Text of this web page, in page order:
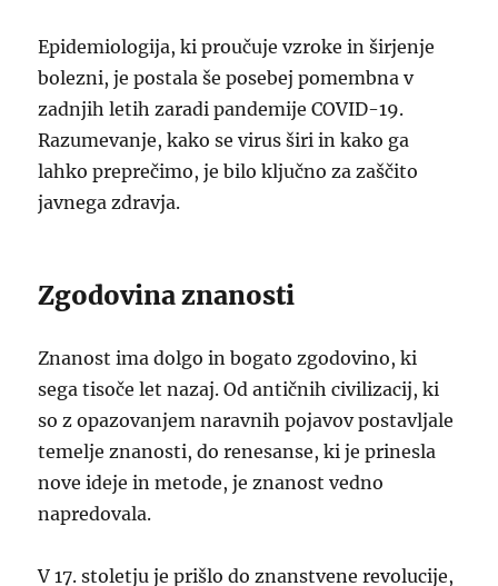
Epidemiologija, ki proučuje vzroke in širjenje
bolezni, je postala še posebej pomembna v
zadnjih letih zaradi pandemije COVID-19.
Razumevanje, kako se virus širi in kako ga
lahko preprečimo, je bilo ključno za zaščito
javnega zdravja.
Zgodovina znanosti
Znanost ima dolgo in bogato zgodovino, ki
sega tisoče let nazaj. Od antičnih civilizacij, ki
so z opazovanjem naravnih pojavov postavljale
temelje znanosti, do renesanse, ki je prinesla
nove ideje in metode, je znanost vedno
napredovala.
V 17. stoletju je prišlo do znanstvene revolucije,